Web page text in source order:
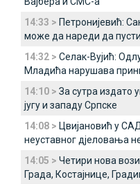
14:33 > Петронијевић:
може да нареди да
14:32 > Селак-Вујић:
Младића нарушава
14:10 > За сутра издато
југу и западу Српске
14:08 > Цвијановић у
неуставног дјеловања
14:05 > Четири нова
Града, Костајнице,